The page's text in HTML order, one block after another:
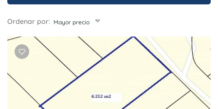
Ordenar por: Mayor precio